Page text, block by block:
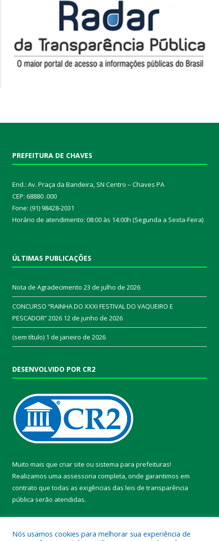
PREFEITURA DE CHAVES
End.: Av. Praça da Bandeira, SN Centro – Chaves PA
CEP: 68880 .000
Fone: (91) 98428-2031
Horário de atendimento: 08:00 às 14:00h (Segunda a Sexta-Feira)
ÚLTIMAS PUBLICAÇÕES
Nota de Agradecimento 23 de julho de 2026
CONCURSO “RAINHA DO XXXI FESTIVAL DO VAQUEIRO E
PESCADOR” 2026 12 de junho de 2026
(sem título) 1 de janeiro de 2026
DESENVOLVIDO POR CR2
Muito mais que criar site ou sistema para prefeituras!
Realizamos uma assessoria completa, onde garantimos em
contrato que todas as exigências das leis de transparência
pública serão atendidas.
Nós usamos cookies para melhorar sua experiência de